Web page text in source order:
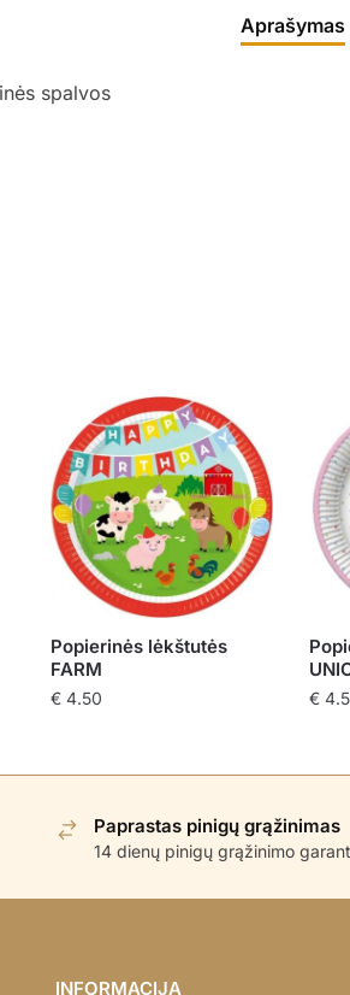
Aprašymas
spalvos
Popierinės lėkštutės
FARM
€ 4.50 €
Paprastas pinigų grąžinimas
14 dienų pinigų grąžinimo
INFORMACIJA